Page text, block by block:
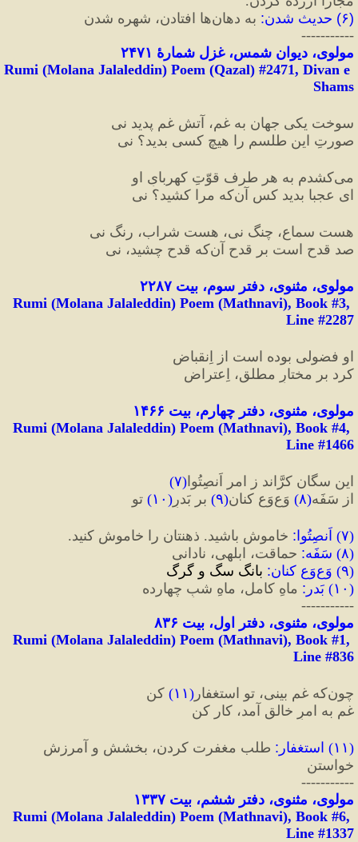
(۶) حدیث شدن: به دهان‌ها افتادن، شهره شدن
-----------
مولوی، دیوان شمس، غزل شمارهٔ ۲۴۷۱
Rumi (Molana Jalaleddin) Poem (Qazal) #2471, Divan e
Shams
سوخت یکی جهان به غم، آتشِ غم پدید نی
صورتِ این طلسم را هیچ‌ کسی بدید؟ نی
می‌کشدم به هر طرف قوّتِ کهربایِ او
ای عجبا بدید کس آن‌که مرا کشید؟ نی
هست سماع، چنگ نی، هست شراب، رنگ نی
صد قدح است بر قدح آن‌که قدح چشید، نی
مولوی، مثنوی، دفتر سوم، بیت ۲۲۸۷
Rumi (Molana Jalaleddin) Poem (Mathnavi), Book #3,
Line #2287
او فضولی بوده است از اِنقباض
کرد بر مختارِ مطلق، اِعتراض
مولوی، مثنوی، دفتر چهارم، بیت ۱۴۶۶
Rumi (Molana Jalaleddin) Poem (Mathnavi), Book #4,
Line #1466
این سگان کرَّاند ز امر اَنصِتُوا(۷)
از سَفَه(۸) وَع‌وَع کنان (۹) بر بَدرِ ( ۱۰) تو
(۷) اَنصِتُوا: خاموش باشید. ذهنتان را خاموش کنید.
(۸) سَفَه: حماقت، ابلهی، نادانی
(۹) وَع‌وَع کنان : بانگ سگ و گرگ
( ۱۰) بَدر : ماهِ کامل، ماهِ شبِ چهارده
-----------
مولوی، مثنوی، دفتر اول، بیت ۸۳۶
Rumi (Molana Jalaleddin) Poem (Mathnavi), Book #1,
Line #836
چون‌که غم بینی، تو استغفار (۱۱) کن
غم به امرِ خالق آمد، کار کن
(۱۱) استغفار :
خواستن
-----------
مولوی، مثنوی، دفتر ششم، بیت ۱۳۳۷
Rumi (Molana Jalaleddin) Poem (Mathnavi), Book #6,
Line #1337